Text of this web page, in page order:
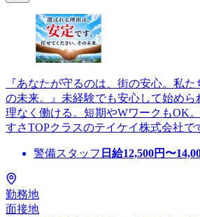
『あなたが守るのは、街の安心。私
の未来。』未経験でも安心して始め
理なく働ける。短期やWワークもOK
すさTOPクラスのテイケイ株式会社で
警備スタッフ 日給12,500円〜
勤務地
面接地